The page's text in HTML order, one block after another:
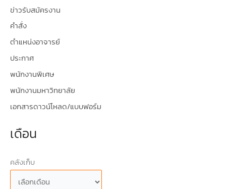
ข่าวรับสมัครงาน
คำสั่ง
ตำแหน่งอาจารย์
ประกาศ
พนักงานพิเศษ
พนักงานมหาวิทยาลัย
เอกสารดาวน์โหลด/แบบฟอร์ม
เดือน
คลังเก็บ